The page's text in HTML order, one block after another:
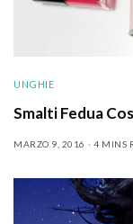
UNGHIE
Smalti Fedua
MARZO 9, 2016 4 MINS